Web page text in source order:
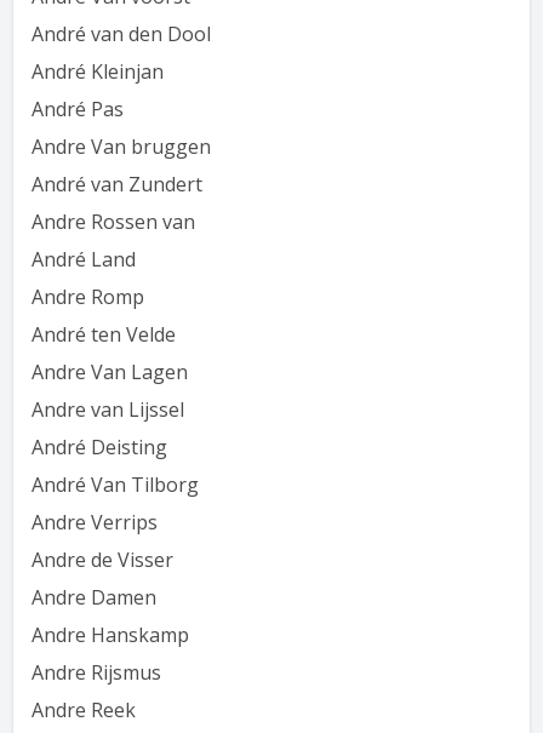
André van den Dool
André Kleinjan
André Pas
Andre Van bruggen
André van Zundert
Andre Rossen van
André Land
Andre Romp
André ten Velde
Andre Van Lagen
Andre van Lijssel
André Deisting
André Van Tilborg
Andre Verrips
Andre de Visser
Andre Damen
Andre Hanskamp
Andre Rijsmus
Andre Reek